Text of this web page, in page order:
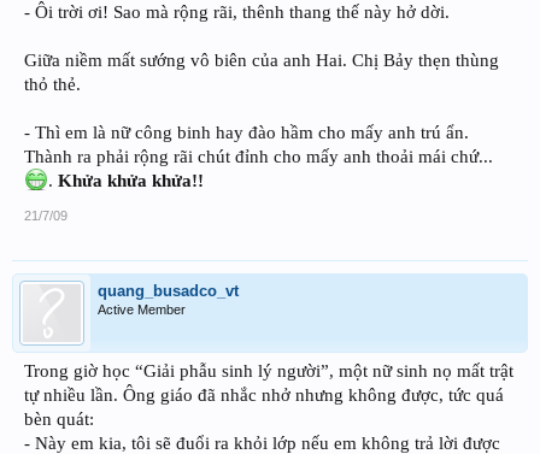
- Ôi trời ơi! Sao mà rộng rãi, thênh thang thế này hở dời.
Giữa niềm mất sướng vô biên của anh Hai. Chị Bảy thẹn thùng
thỏ thẻ.
- Thì em là nữ công binh hay đào hầm cho mấy anh trú ẩn.
Thành ra phải rộng rãi chút đỉnh cho mấy anh thoải mái chứ...
. Khửa khửa khửa!!
21/7/09
quang_busadco_vt
Active Member
Trong giờ học “Giải phẫu sinh lý người”, một nữ sinh nọ mất trật
tự nhiều lần. Ông giáo đã nhắc nhở nhưng không được, tức quá
bèn quát:
- Này em kia, tôi sẽ đuổi ra khỏi lớp nếu em không trả lời được